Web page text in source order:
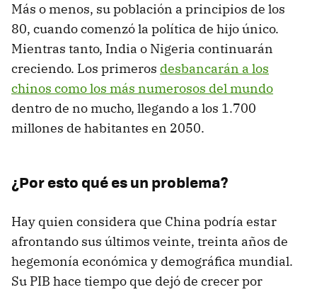
Más o menos, su población a principios de los
80, cuando comenzó la política de hijo único.
Mientras tanto, India o Nigeria continuarán
creciendo. Los primeros desbancarán a los
chinos como los más numerosos del mundo
dentro de no mucho, llegando a los 1.700
millones de habitantes en 2050.
¿Por esto qué es un problema?
Hay quien considera que China podría estar
afrontando sus últimos veinte, treinta años de
hegemonía económica y demográfica mundial.
Su PIB hace tiempo que dejó de crecer por